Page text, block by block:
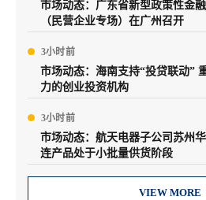
市场动态：广东省新型政策性金
（民营企业专场）在广州召开
3小时前
市场动态：海南支持“投贷联动”
力的创业投资机构
3小时前
市场动态：航天电器子公司苏州
连产品处于小批量供货阶段
VIEW MORE